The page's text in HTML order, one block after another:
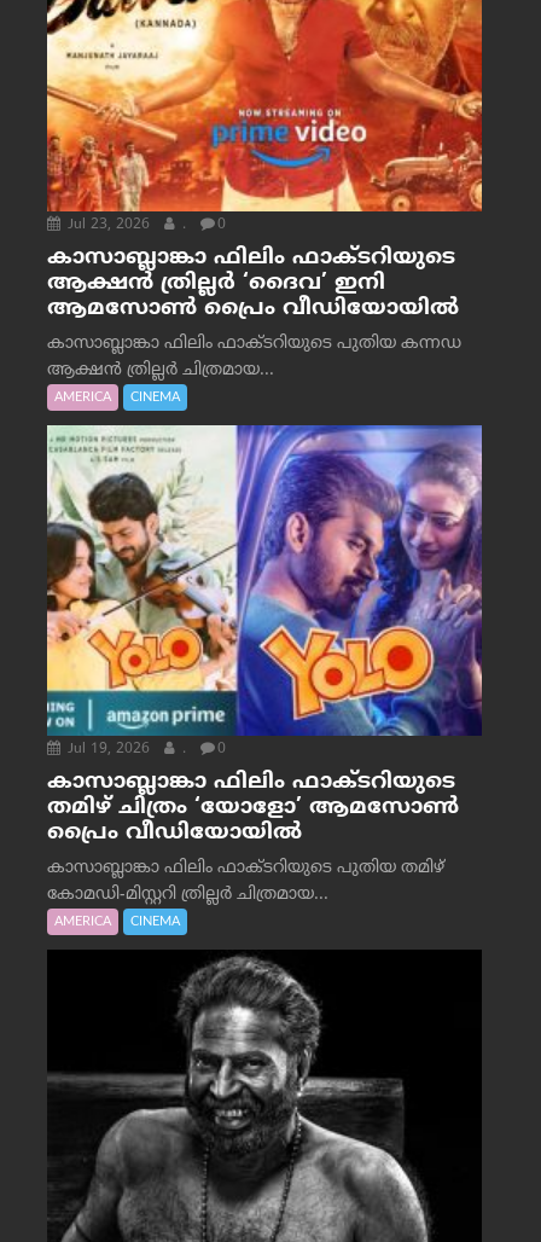
Jul 23, 2026 . 0
കാസാബ്ലാങ്കാ ഫിലിം ഫാക്ടറിയുടെ
ആക്ഷൻ ത്രില്ലർ ‘ദൈവ’ ഇനി
ആമസോൺ പ്രൈം വീഡിയോയിൽ
കാസാബ്ലാങ്കാ ഫിലിം ഫാക്ടറിയുടെ പുതിയ കന്നഡ
ആക്ഷൻ ത്രില്ലർ ചിത്രമായ...
AMERICA CINEMA
Jul 19, 2026 . 0
കാസാബ്ലാങ്കാ ഫിലിം ഫാക്ടറിയുടെ
തമിഴ് ചിത്രം ‘യോളോ’ ആമസോൺ
പ്രൈം വീഡിയോയിൽ
കാസാബ്ലാങ്കാ ഫിലിം ഫാക്ടറിയുടെ പുതിയ തമിഴ്
കോമഡി-മിസ്റ്ററി ത്രില്ലർ ചിത്രമായ...
AMERICA CINEMA